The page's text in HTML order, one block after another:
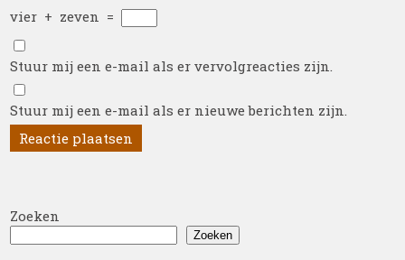
vier + zeven =
Stuur mij een e-mail als er vervolgreacties zijn.
Stuur mij een e-mail als er nieuwe berichten zijn.
Zoeken
Zoeken